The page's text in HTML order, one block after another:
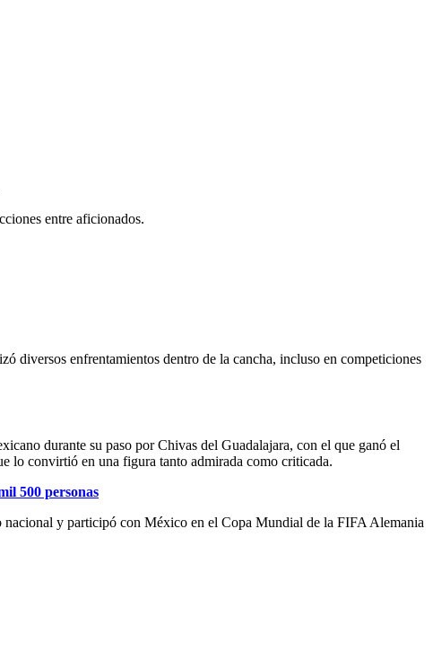
entre aficionados.
diversos enfrentamientos dentro de la cancha, incluso en competiciones
durante su paso por Chivas del Guadalajara, con el que ganó el
lo convirtió en una figura tanto admirada como criticada.
500 personas
nacional y participó con México en el Copa Mundial de la FIFA Alemania